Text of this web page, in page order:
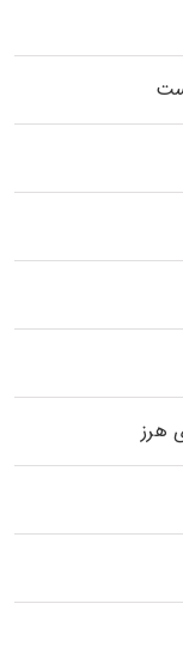
هرز